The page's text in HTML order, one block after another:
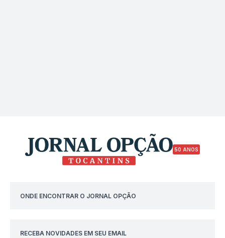
50 ANOS
ONDE ENCONTRAR O JORNAL OPÇÃO
RECEBA NOVIDADES EM SEU EMAIL